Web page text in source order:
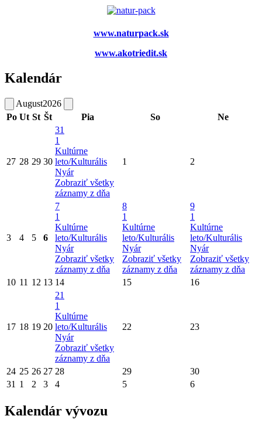
www.naturpack.sk
www.akotriedit.sk
Kalendár
August2026
Po Ut St Št Pia So Ne
27 28 29 30
31
1
Kultúrne
leto/Kulturális
Nyár
Zobraziť všetky
záznamy z dňa
1 2
3 4 5 6
7
1
Kultúrne
leto/Kulturális
Nyár
Zobraziť všetky
záznamy z dňa
8
1
Kultúrne
leto/Kulturális
Nyár
Zobraziť všetky
záznamy z dňa
9
1
Kultúrne
leto/Kulturális
Nyár
Zobraziť všetky
záznamy z dňa
10 11 12 13 14 15 16
17 18 19 20
21
1
Kultúrne
leto/Kulturális
Nyár
Zobraziť všetky
záznamy z dňa
22 23
24 25 26 27 28 29
30
31 1 2 3 4 5 6
Kalendár vývozu